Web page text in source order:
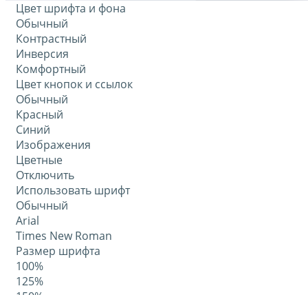
Цвет шрифта и фона
Обычный
Контрастный
Инверсия
Комфортный
Цвет кнопок и ссылок
Обычный
Красный
Синий
Изображения
Цветные
Отключить
Использовать шрифт
Обычный
Arial
Times New Roman
Размер шрифта
100%
125%